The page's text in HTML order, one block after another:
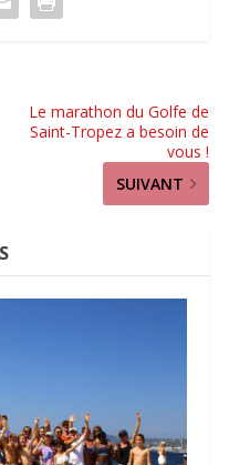
Le marathon du Golfe de
Saint-Tropez a besoin de
vous !
SUIVANT